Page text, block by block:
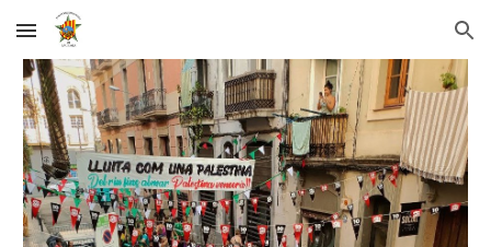
Skip to main content Skip to navigation